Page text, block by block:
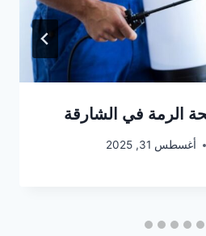
الرمة في الشارقة
أغسطس 31, 2025